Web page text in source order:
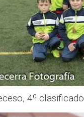
4º